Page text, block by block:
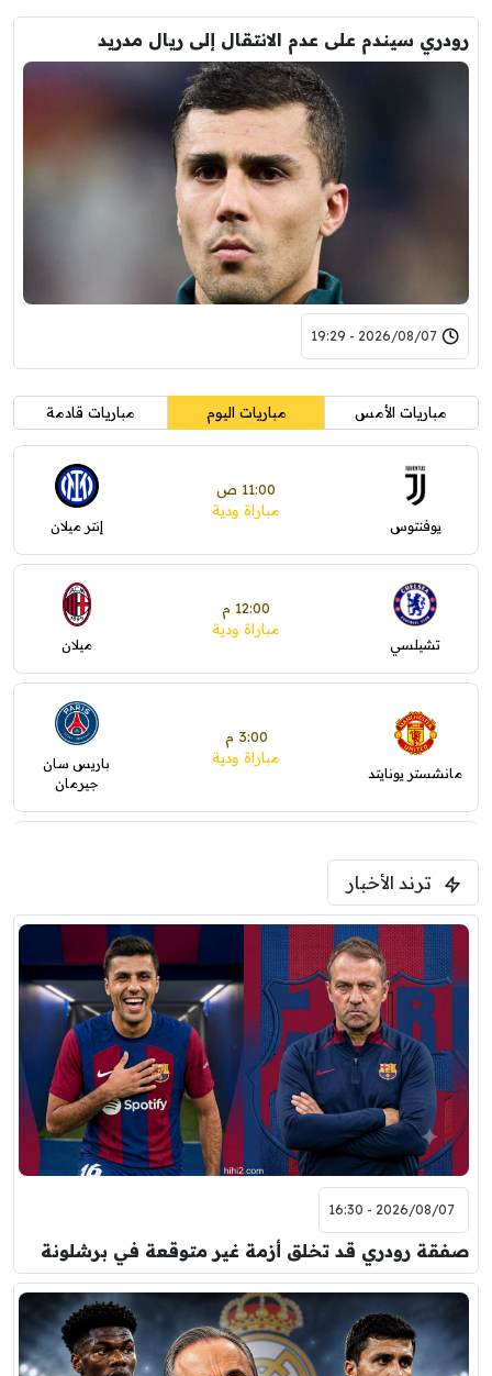
رودري سيندم على عدم الانتقال إلى ريال مدريد
2026/08/07 - 19:29
مباريات الأمس مباريات اليوم مباريات قادمة
يوفنتوس
11:00 ص
مباراة ودية
إنتر ميلان
تشيلسي
12:00 م
مباراة ودية
ميلان
مانشستر يونايتد
3:00 م
مباراة ودية
باريس سان
جيرمان
فرينتسفاروشي
برشلونة
7:00 م
مباراة ودية
نوتنغهام فورست
اودينيزي
مباراة ودية
برشلونة
ترند الأخبار
2026/08/07 - 16:30
صفقة رودري قد تخلق أزمة غير متوقعة في برشلونة